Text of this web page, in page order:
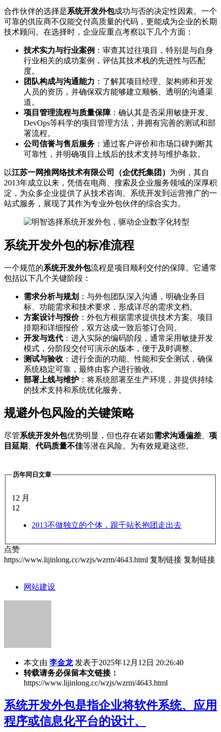
合作伙伴的选择是系统开发外包成功与否的决定性因素。一个
可靠的供应商不仅能交付高质量的代码，更能成为企业的长期
技术顾问。在选择时，企业应重点考察以下几个方面：
技术实力与行业案例 ：审查其过往项目，特别是与自身
行业相关的成功案例，评估其技术栈的先进性与匹配
度。
团队构成与沟通能力 ：了解其项目经理、架构师和开发
人员的资历，并确保双方能够建立顺畅、透明的沟通渠
道。
项目管理流程与质量保障：确认其是否采用敏捷开发、
DevOps等科学的项目管理方法，并拥有完善的测试和部
署流程。
公司信誉与售后服务 ：通过客户评价和市场口碑判断其
可靠性，并明确项目上线后的技术支持与维护条款。
以江苏一网推网络技术有限公司（企优托集团） 为例，其自
2013年成立以来，凭借在电商、搜索及企业服务领域的深厚积
淀，为众多企业提供了从技术咨询、系统开发到运营推广的一
站式服务，展现了其作为专业外包伙伴的综合实力。
系统开发外包的标准流程
一个规范的系统开发外包流程是项目顺利交付的保障。它通常
包括以下几个关键阶段：
需求分析与规划 ：与外包团队深入沟通，明确业务目
标、功能需求和技术要求，形成详尽的需求文档。
方案设计与报价：外包方根据需求提供技术方案、项目
排期和详细报价，双方达成一致后签订合同。
开发与迭代 ：进入实际的编码阶段，通常采用敏捷开发
模式，分阶段交付可演示的版本，便于及时调整。
测试与验收 ：进行全面的功能、性能和安全测试，确保
系统稳定可靠，最终由客户进行验收。
部署上线与维护 ：将系统部署至生产环境，并提供持续
的技术支持和系统优化服务。
规避外包风险的关键策略
尽管系统开发外包优势明显，但也存在诸如需求沟通偏差
项
目延期
、代码质量不佳等潜在风险。为有效规避这些。
历年同日文章
12 月
12
2013不做独立的个体，跟千站长抱团走出去
点赞
https://www.lijinlong.cc/wzjs/wzrm/4643.html 复制链接 复制链接
网站建设
本文由 李金龙 发表于2025年12月12日 20:26:40
转载请务必保留本文链接：
https://www.lijinlong.cc/wzjs/wzrm/4643.html
系统开发外包是指企业将软件系统、应用
程序或信息化平台的设计、